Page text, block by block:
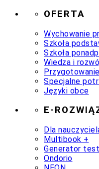
OFERTA
Wychowanie
Szkoła
Szkoła
Wiedza i
Specjalne
Języki obce
E-
Dla
Multibook +
Generator
Ondorio